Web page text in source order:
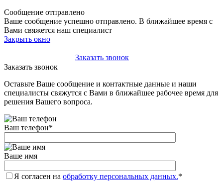
Сообщение отправлено
Ваше сообщение успешно отправлено. В ближайшее время с
Вами свяжется наш специалист
Закрыть окно
Заказать звонок
Заказать звонок
Оставьте Ваше сообщение и контактные данные и наши
специалисты свяжутся с Вами в ближайшее рабочее время для
решения Вашего вопроса.
Ваш телефон*
Ваше имя
Я согласен на обработку персональных данных.*